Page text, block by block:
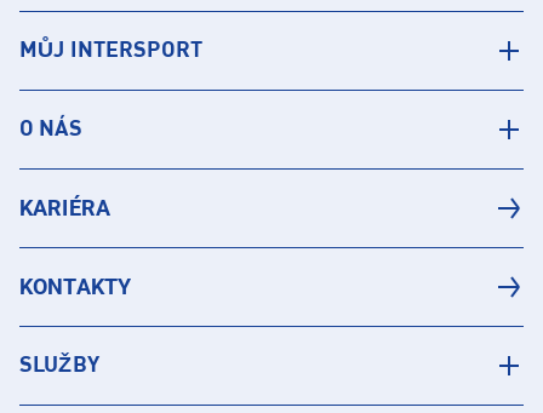
MŮJ INTERSPORT
O NÁS
KARIÉRA
KONTAKTY
SLUŽBY